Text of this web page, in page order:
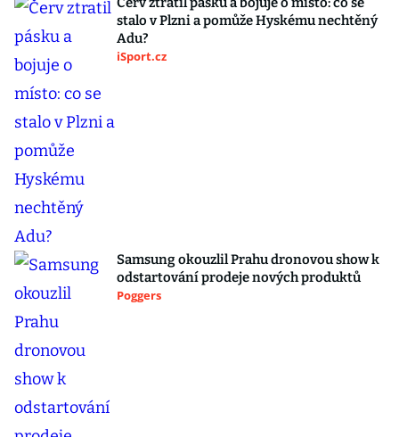
stalo v Plzni a pomůže Hyskému nechtěný
Adu?
iSport.cz
Samsung okouzlil Prahu dronovou show k
odstartování prodeje nových produktů
Poggers